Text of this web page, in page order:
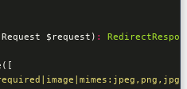
$request ) :